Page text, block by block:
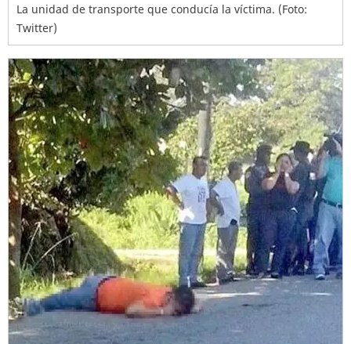
La unidad de transporte que conducía la víctima. (Foto:
Twitter)